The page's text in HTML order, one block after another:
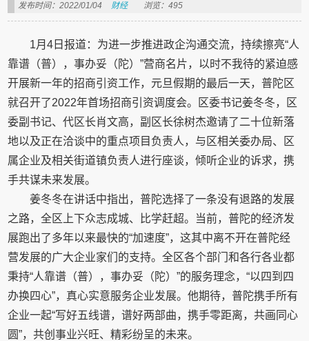
发布时间：2022/01/04 财经 浏览：495
1月4日报道：为进一步推进政企沟通交流，持续擦亮“人
靠谱（普），事办妥（陀）”营商名片，以时不我待的紧迫感
开展新一年的招商引资工作，元旦假期的最后一天，普陀区
就召开了2022年首场招商引资调度会。区委书记姜冬冬，区
委副书记、代区长肖文高，副区长徐树杰邀请了二十位新落
地以及正在洽谈中的重点项目负责人，与区相关委办局、区
属企业及相关街道镇负责人进行座谈，倾听企业的诉求，携
手共谋未来发展。
姜冬冬在讲话中指出，普陀选择了一条没有退路的发展
之路，全区上下众志成城、比学赶超。当前，普陀的经济发
展跑出了多年以来最快的“加速度”，这其中离不开在普陀经
营发展的广大企业家们的支持。全区各个部门和各行各业都
秉持“人靠谱（普），事办妥（陀）”的服务理念，“以四到四
办换四心”，真心实意服务企业发展。他期待，普陀携手所有
企业一起“写好五线谱，谱好两部曲，携手零距离，共画同心
圆”，共创事业兴旺、精彩纷呈的未来。